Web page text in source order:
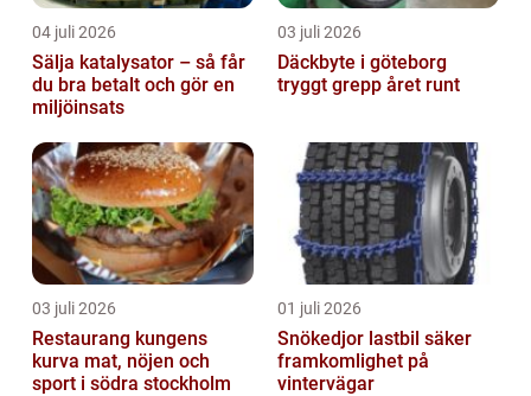
04 juli 2026
Sälja katalysator – så får
du bra betalt och gör en
miljöinsats
03 juli 2026
Däckbyte i göteborg
tryggt grepp året runt
03 juli 2026
Restaurang kungens
kurva mat, nöjen och
sport i södra stockholm
01 juli 2026
Snökedjor lastbil säker
framkomlighet på
vintervägar